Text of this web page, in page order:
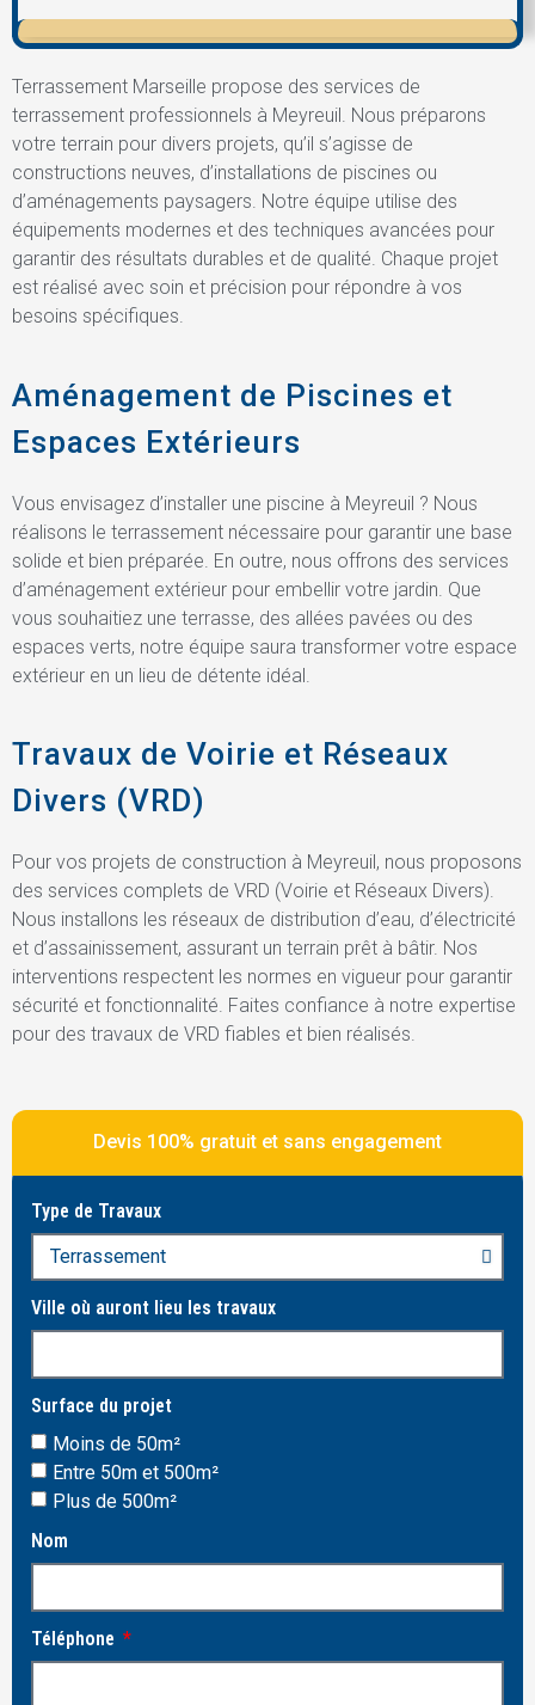
Terrassement Marseille propose des services de
terrassement professionnels à Meyreuil. Nous préparons
votre terrain pour divers projets, qu’il s’agisse de
constructions neuves, d’installations de piscines ou
d’aménagements paysagers. Notre équipe utilise des
équipements modernes et des techniques avancées pour
garantir des résultats durables et de qualité. Chaque projet
est réalisé avec soin et précision pour répondre à vos
besoins spécifiques.
Aménagement de Piscines et
Espaces Extérieurs
Vous envisagez d’installer une piscine à Meyreuil ? Nous
réalisons le terrassement nécessaire pour garantir une base
solide et bien préparée. En outre, nous offrons des services
d’aménagement extérieur pour embellir votre jardin. Que
vous souhaitiez une terrasse, des allées pavées ou des
espaces verts, notre équipe saura transformer votre espace
extérieur en un lieu de détente idéal.
Travaux de Voirie et Réseaux
Divers (VRD)
Pour vos projets de construction à Meyreuil, nous proposons
des services complets de VRD (Voirie et Réseaux Divers).
Nous installons les réseaux de distribution d’eau, d’électricité
et d’assainissement, assurant un terrain prêt à bâtir. Nos
interventions respectent les normes en vigueur pour garantir
sécurité et fonctionnalité. Faites confiance à notre expertise
pour des travaux de VRD fiables et bien réalisés.
Devis 100% gratuit et sans engagement
Type de Travaux
Ville où auront lieu les travaux
Surface du projet
Moins de 50m²
Entre 50m et 500m²
Plus de 500m²
Nom
Téléphone